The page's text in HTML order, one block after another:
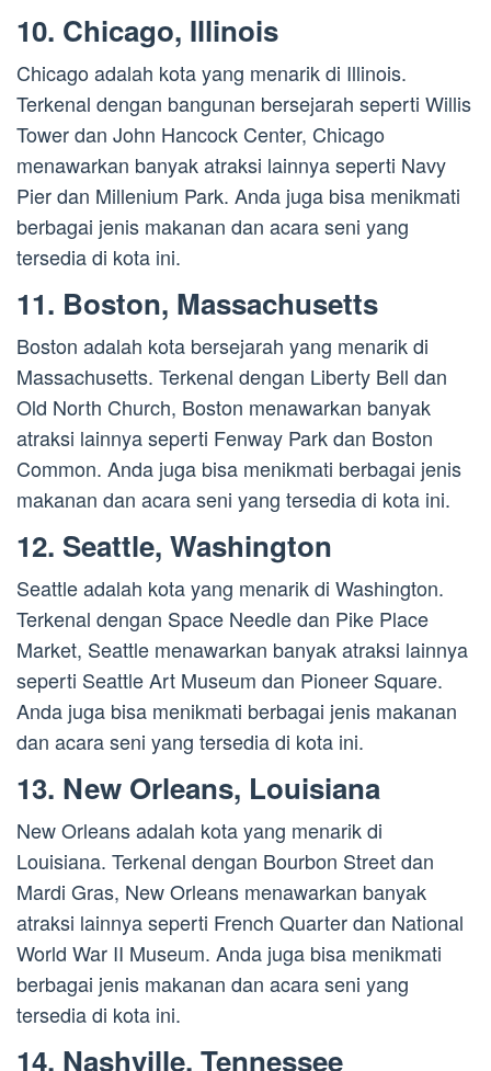
10. Chicago, Illinois
Chicago adalah kota yang menarik di Illinois.
Terkenal dengan bangunan bersejarah seperti Willis
Tower dan John Hancock Center, Chicago
menawarkan banyak atraksi lainnya seperti Navy
Pier dan Millenium Park. Anda juga bisa menikmati
berbagai jenis makanan dan acara seni yang
tersedia di kota ini.
11. Boston, Massachusetts
Boston adalah kota bersejarah yang menarik di
Massachusetts. Terkenal dengan Liberty Bell dan
Old North Church, Boston menawarkan banyak
atraksi lainnya seperti Fenway Park dan Boston
Common. Anda juga bisa menikmati berbagai jenis
makanan dan acara seni yang tersedia di kota ini.
12. Seattle, Washington
Seattle adalah kota yang menarik di Washington.
Terkenal dengan Space Needle dan Pike Place
Market, Seattle menawarkan banyak atraksi lainnya
seperti Seattle Art Museum dan Pioneer Square.
Anda juga bisa menikmati berbagai jenis makanan
dan acara seni yang tersedia di kota ini.
13. New Orleans, Louisiana
New Orleans adalah kota yang menarik di
Louisiana. Terkenal dengan Bourbon Street dan
Mardi Gras, New Orleans menawarkan banyak
atraksi lainnya seperti French Quarter dan National
World War II Museum. Anda juga bisa menikmati
berbagai jenis makanan dan acara seni yang
tersedia di kota ini.
14. Nashville, Tennessee